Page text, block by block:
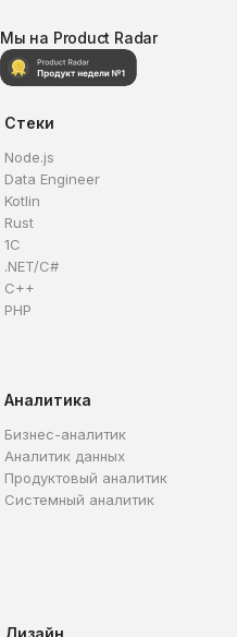
Мы на Product Radar
Стеки
Node.js
Data Engineer
Kotlin
Rust
1C
.NET/C#
C++
PHP
Аналитика
Бизнес-аналитик
Аналитик данных
Продуктовый аналитик
Системный аналитик